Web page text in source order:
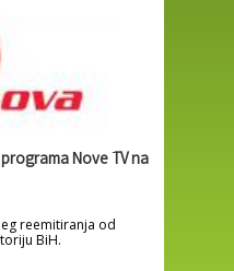
Nove TV na
reemitiranja od
BiH.